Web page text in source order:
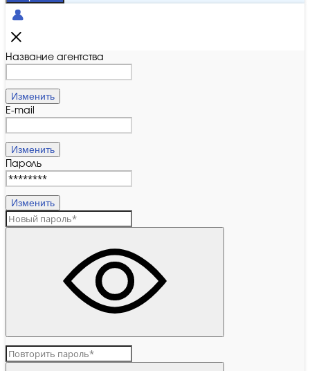
Название агентства
Изменить
E-mail
Изменить
Пароль
Изменить